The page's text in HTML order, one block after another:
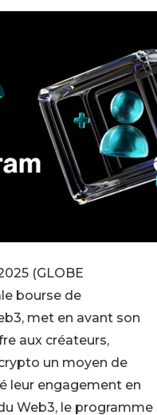
(GLOBE
bourse de
met en avant son
aux créateurs,
un moyen de
leur engagement en
Web3, le programme